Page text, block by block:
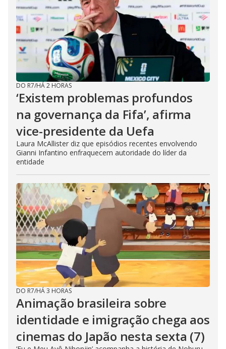
DO R7/HÁ 2 HORAS
‘Existem problemas profundos
na governança da Fifa’, afirma
vice-presidente da Uefa
Laura McAllister diz que episódios recentes envolvendo
Gianni Infantino enfraquecem autoridade do líder da
entidade
DO R7/HÁ 3 HORAS
Animação brasileira sobre
identidade e imigração chega aos
cinemas do Japão nesta sexta (7)